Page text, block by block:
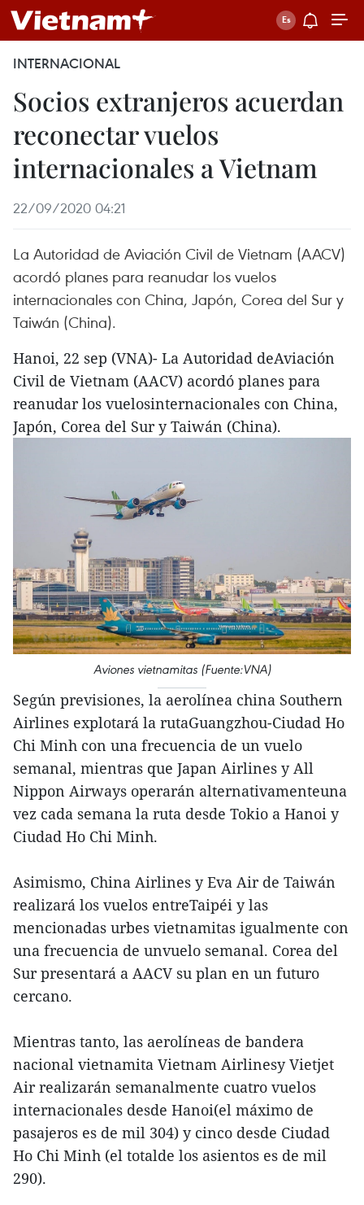
INTERNACIONAL
Socios extranjeros acuerdan
reconectar vuelos
internacionales a Vietnam
22/09/2020 04:21
La Autoridad de Aviación Civil de Vietnam (AACV)
acordó planes para reanudar los vuelos
internacionales con China, Japón, Corea del Sur y
Taiwán (China).
Hanoi, 22 sep (VNA)- La Autoridad deAviación
Civil de Vietnam (AACV) acordó planes para
reanudar los vuelosinternacionales con China,
Japón, Corea del Sur y Taiwán (China).
Aviones vietnamitas (Fuente:VNA)
Según previsiones, la aerolínea china Southern
Airlines explotará la rutaGuangzhou-Ciudad Ho
Chi Minh con una frecuencia de un vuelo
semanal, mientras que Japan Airlines y All
Nippon Airways operarán alternativamenteuna
vez cada semana la ruta desde Tokio a Hanoi y
Ciudad Ho Chi Minh.
Asimismo, China Airlines y Eva Air de Taiwán
realizará los vuelos entreTaipéi y las
mencionadas urbes vietnamitas igualmente con
una frecuencia de unvuelo semanal. Corea del
Sur presentará a AACV su plan en un futuro
cercano.
Mientras tanto, las aerolíneas de bandera
nacional vietnamita Vietnam Airlinesy Vietjet
Air realizarán semanalmente cuatro vuelos
internacionales desde Hanoi(el máximo de
pasajeros es de mil 304) y cinco desde Ciudad
Ho Chi Minh (el totalde los asientos es de mil
290).